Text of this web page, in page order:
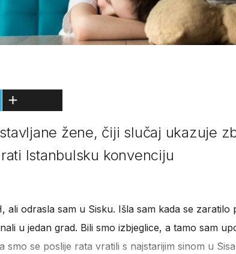
žene, čiji slučaj ukazuje
Istanbulsku konvenciju
ali odrasla sam u Sisku. Išla sam kada se zaratilo
u jedan grad. Bili smo izbjeglice, a tamo sam
smo se poslije rata vratili s najstarijim sinom u